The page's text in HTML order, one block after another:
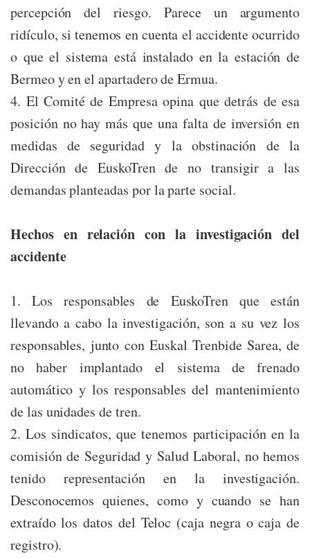
percepción del riesgo. Parece un argumento
ridículo, si tenemos en cuenta el accidente ocurrido
o que el sistema está instalado en la estación de
Bermeo y en el apartadero de Ermua.
4. El Comité de Empresa opina que detrás de esa
posición no hay más que una falta de inversión en
medidas de seguridad y la obstinación de la
Dirección de EuskoTren de no transigir a las
demandas planteadas por la parte social.
Hechos en relación con la investigación del
accidente
1. Los responsables de EuskoTren que están
llevando a cabo la investigación, son a su vez los
responsables, junto con Euskal Trenbide Sarea, de
no haber implantado el sistema de frenado
automático y los responsables del mantenimiento
de las unidades de tren.
2. Los sindicatos, que tenemos participación en la
comisión de Seguridad y Salud Laboral, no hemos
tenido representación en la investigación.
Desconocemos quienes, como y cuando se han
extraído los datos del Teloc (caja negra o caja de
registro).